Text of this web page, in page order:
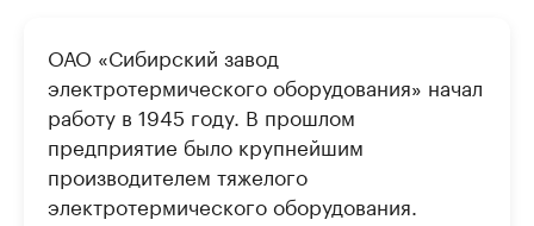
ОАО «Сибирский завод
электротермического оборудования» начал
работу в 1945 году. В прошлом
предприятие было крупнейшим
производителем тяжелого
электротермического оборудования.